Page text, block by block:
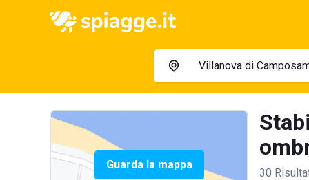
Guarda la mappa
30